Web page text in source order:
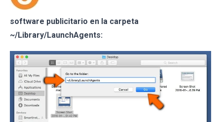
software publicitario en la carpeta
~/Library/LaunchAgents: